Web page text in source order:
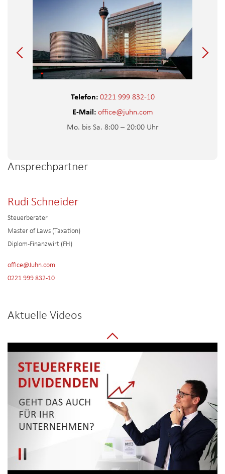
Telefon: 0221 999 832-10
E-Mail: office@juhn.com
Mo. bis Sa. 8:00 – 20:00 Uhr
Ansprechpartner
Rudi Schneider
Steuerberater
Master of Laws (Taxation)
Diplom-Finanzwirt (FH)
office@Juhn.com
0221 999 832-10
Aktuelle Videos